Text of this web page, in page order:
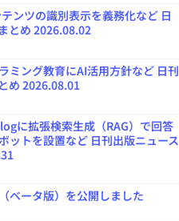
ンツの識別表示を義務化など 日
とめ 2026.08.02
ミング教育にAI活用方針など 日刊
め 2026.08.01
に拡張検索生成（RAG）で回答
ットを設置など 日刊出版ニュース
ベータ版）を公開しました